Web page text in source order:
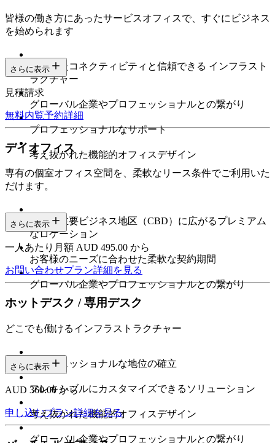
皆様の働き方にあったサービスオフィスで、すぐにビジネス
を始められます
安定したコネクティビティと信頼できる インフラスト
ラクチャー
グローバル企業やプロフェッショナルとの繋がり
プロフェッショナルなサポート
考え抜かれた機能的オフィスデザイン
さらに表示
見積請求
無料内覧予約詳細
デイオフィス
専有の個室オフィス空間を、柔軟なリース条件でご利用いた
だけます。
都市の主要ビジネス地区（CBD）に広がるプレミアム
なロケーション
お客様のニーズに合わせた柔軟な契約期間
グローバル企業やプロフェッショナルとの繋がり
さらに表示
一人あたり月額 AUD 495.00 から
お問い合わせプラン詳細を見る
ホットデスク / 専用デスク
どこでも働けるインフラストラクチャー
プロフェッショナルな地位の確立
フレキシブルにカスタマイズできるソリューション
考え抜かれた機能的オフィスデザイン
グローバル企業やプロフェッショナルとの繋がり
さらに表示
AUD 360.00 から
申し込むプラン詳細を見る